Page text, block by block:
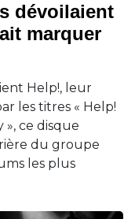
dévoilaient
marquer
Help!, leur
les titres « Help!
», ce disque
du groupe
les plus